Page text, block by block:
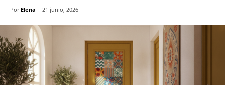
Por Elena 21 junio, 2026